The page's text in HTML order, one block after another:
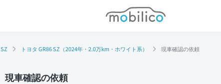
モビリコ
SZ トヨタ GR86 SZ（2024年・2.0万km・ホワイト系） 現車確認の依頼
現車確認の依頼